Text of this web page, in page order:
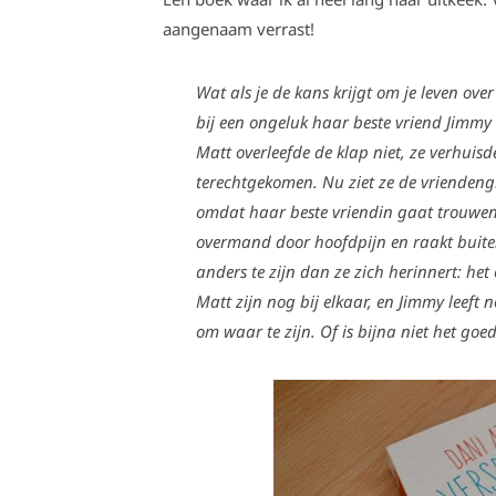
aangenaam verrast!
Wat als je de kans krijgt om je leven
bij een ongeluk haar beste vriend
Matt overleefde de klap niet, ze
terechtgekomen. Nu ziet ze de
omdat haar beste vriendin gaat
overmand door hoofdpijn en raakt
anders te zijn dan ze zich herinnert:
Matt zijn nog bij elkaar, en Jimmy leeft
om waar te zijn. Of is bijna niet het